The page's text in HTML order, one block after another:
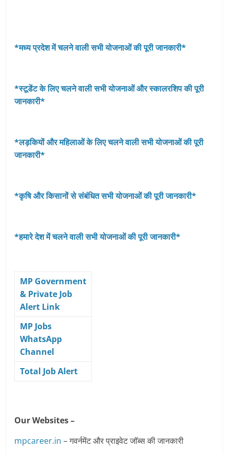
*मध्य प्रदेश में चलने वाली सभी योजनाओं की पूरी जानकारी*
*स्टूडेंट के लिए चलने वाली सभी योजनाओं और स्कालरशिप की पूरी
जानकारी*
*लड़कियों और महिलाओं के लिए चलने वाली सभी योजनाओं की पूरी
जानकारी*
*कृषि और किसानों से संबंधित सभी योजनाओं की पूरी जानकारी*
*हमारे देश में चलने वाली सभी योजनाओं की पूरी जानकारी*
MP Government
& Private Job
Alert Link
MP Jobs
WhatsApp
Channel
Total Job Alert
Our Websites –
mpcareer.in – गवर्नमेंट और प्राइवेट जॉब्‍स की जानकारी